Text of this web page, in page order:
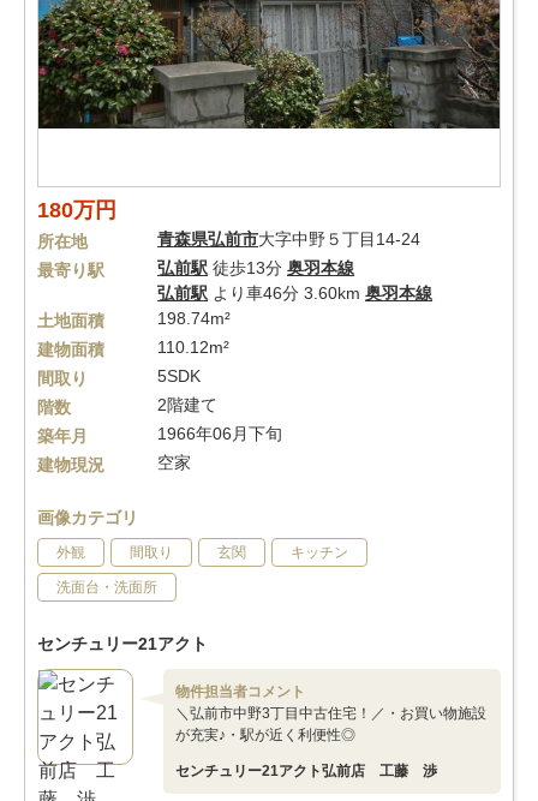
180万円
所在地 青森県弘前市大字中野５丁目14-24
最寄り駅
弘前駅 徒歩13分 奥羽本線
弘前駅 より車46分 3.60km 奥羽本線
土地面積
198.74m²
建物面積
110.12m²
間取り
5SDK
階数
2階建て
築年月
1966年06月下旬
建物現況
空家
画像カテゴリ
外観 間取り 玄関 キッチン
洗面台・洗面所
センチュリー21アクト
物件担当者コメント
＼弘前市中野3丁目中古住宅！／・お買い物施設
が充実♪・駅が近く利便性◎
センチュリー21アクト弘前店 工藤 渉